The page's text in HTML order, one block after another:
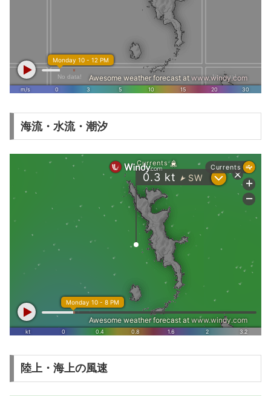
海流・水流・潮汐
陸上・海上の風速